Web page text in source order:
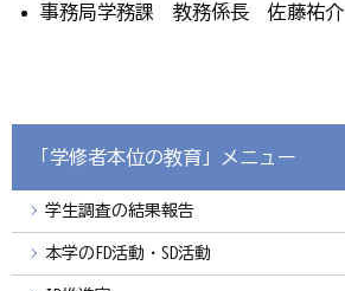
事務局学務課 教務係長 佐藤祐介
「学修者本位の教育」メニュー
学生調査の結果報告
本学のFD活動・SD活動